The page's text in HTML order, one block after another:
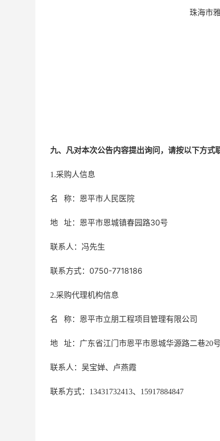
珠海市
九、凡对本次公告内容提出询问，请按以下方式
1.采购人信息
名 称：恩平市人民医院
地 址： 恩平市恩城镇春园路30号
联系人： 冯先生
联系方式： 0750-7718186
2.采购代理机构信息
名 称：恩平市立朋工程项目管理有限公司
地 址：广东省江门市恩平市恩城华源路二巷20号
联系人：吴宝婵、卢燕霞
联系方式：13431732413、15917884847